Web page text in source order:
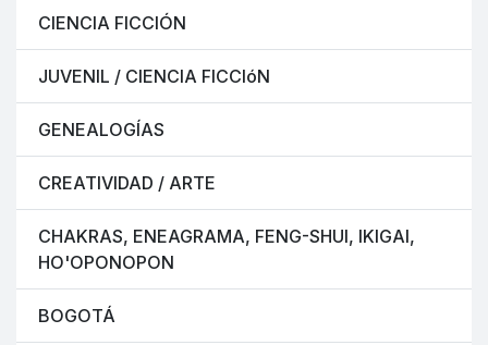
CIENCIA FICCIÓN
JUVENIL / CIENCIA FICCIóN
GENEALOGÍAS
CREATIVIDAD / ARTE
CHAKRAS, ENEAGRAMA, FENG-SHUI, IKIGAI,
HO'OPONOPON
BOGOTÁ